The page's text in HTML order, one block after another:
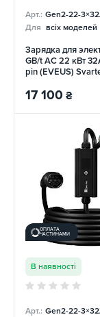
Арт.: Gen2-22-
Для всіх моделей
Зарядка для
GB/t AC 22 кВт
pin (EVEUS)
17 100 ₴
ОПЛАТА
ЧАСТИНАМИ
В наявності
Арт.: Gen2-22-